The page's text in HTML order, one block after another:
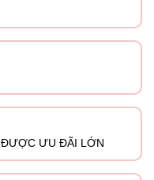
ĐƯỢC ƯU ĐÃI LỚN